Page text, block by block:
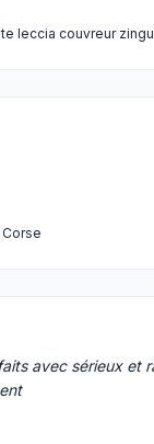
leccia couvreur
avec sérieux et